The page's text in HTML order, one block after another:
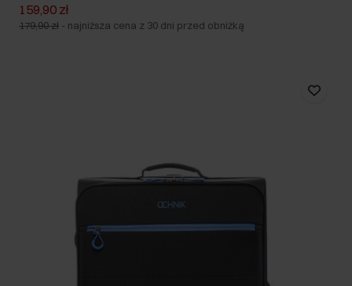
159,90 zł
179,90 zł - najniższa cena z 30 dni przed obniżką